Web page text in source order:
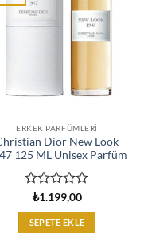
ERKEK PARFÜMLERI
Dior New Look
125 ML Unisex Parfüm
üzerinden
0
₺1.199,00
SEPETE EKLE